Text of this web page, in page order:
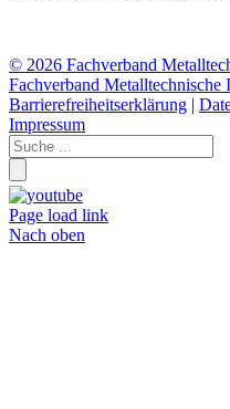
© 2026 Fachverband
Fachverband Metalltechnische
Barrierefreiheitserklärung |
Impressum
Page load link
Nach oben